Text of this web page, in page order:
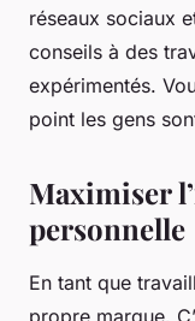
réseaux sociaux
conseils à des
expérimentés.
point les gens
Maximiser
personnelle
En tant que